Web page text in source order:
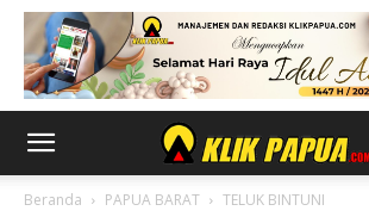
Beranda PAPUA BARAT TELUK BINTUNI